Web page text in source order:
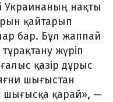
Украинаның нақты
қайтарып
бар. Бұл жаппай
жүріп
қазір дұрыс
шығыстан
шығысқа қарай», —